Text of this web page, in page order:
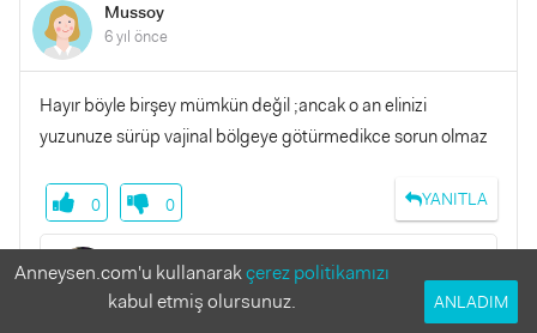
Mussoy
6 yıl önce
Hayır böyle birşey mümkün değil ;ancak o an elinizi
yuzunuze sürüp vajinal bölgeye götürmedikce sorun olmaz
YANITLA
0 0
6 yıl önce
Anneysen.com'u kullanarakçerez politikamızı
kabul etmiş olursunuz.
ANLADIM